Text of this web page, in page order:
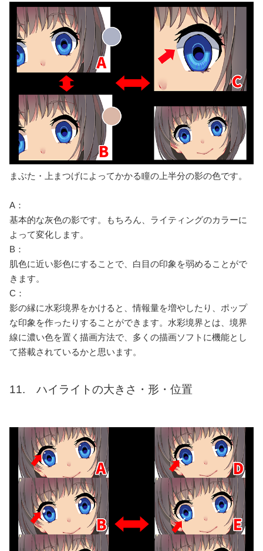
まぶた・上まつげによってかかる瞳の上半分の影の色です。
A：
基本的な灰色の影です。もちろん、ライティングのカラーに
よって変化します。
B：
肌色に近い影色にすることで、白目の印象を弱めることがで
きます。
C：
影の縁に水彩境界をかけると、情報量を増やしたり、ポップ
な印象を作ったりすることができます。水彩境界とは、境界
線に濃い色を置く描画方法で、多くの描画ソフトに機能とし
て搭載されているかと思います。
11. ハイライトの大きさ・形・位置